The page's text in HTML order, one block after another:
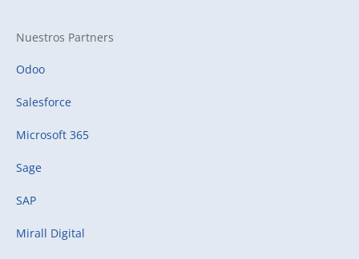
Nuestros Partners
Odoo
Salesforce
Microsoft 365
Sage
SAP
Mirall Digital